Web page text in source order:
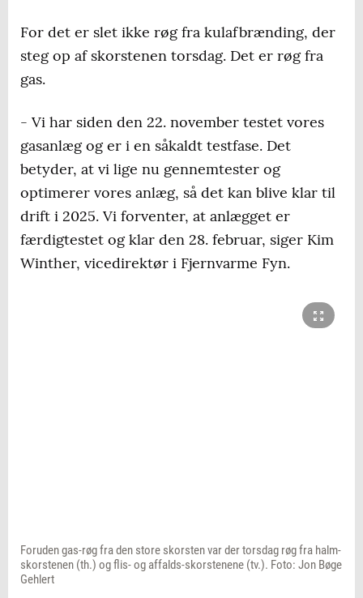
For det er slet ikke røg fra kulafbrænding, der
steg op af skorstenen torsdag. Det er røg fra
gas.
- Vi har siden den 22. november testet vores
gasanlæg og er i en såkaldt testfase. Det
betyder, at vi lige nu gennemtester og
optimerer vores anlæg, så det kan blive klar til
drift i 2025. Vi forventer, at anlægget er
færdigtestet og klar den 28. februar, siger Kim
Winther, vicedirektør i Fjernvarme Fyn.
Foruden gas-røg fra den store skorsten var der torsdag røg fra halm-
skorstenen (th.) og flis- og affalds-skorstenene (tv.). Foto: Jon Bøge
Gehlert